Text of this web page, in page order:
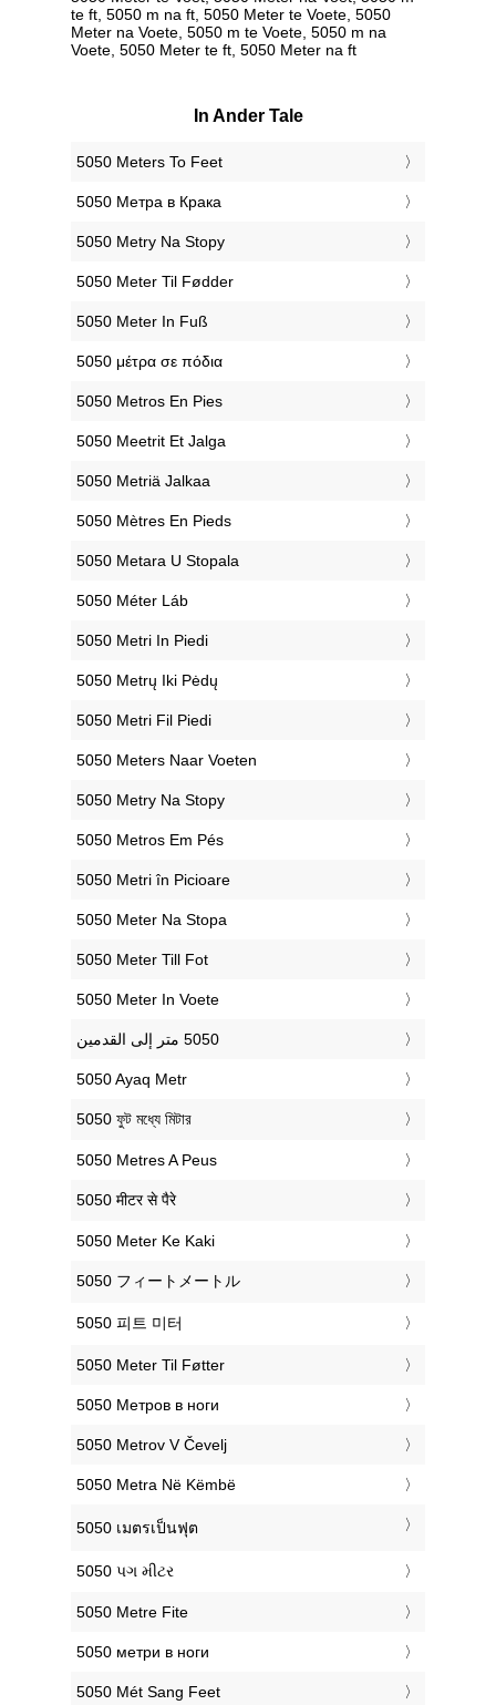
te ft, 5050 m na ft, 5050 Meter te Voete, 5050
Meter na Voete, 5050 m te Voete, 5050 m na
Voete, 5050 Meter te ft, 5050 Meter na ft
In Ander Tale
‎5050 Meters To Feet
‎5050 Метра в Крака
‎5050 Metry Na Stopy
‎5050 Meter Til Fødder
‎5050 Meter In Fuß
‎5050 μέτρα σε πόδια
‎5050 Metros En Pies
‎5050 Meetrit Et Jalga
‎5050 Metriä Jalkaa
‎5050 Mètres En Pieds
‎5050 Metara U Stopala
‎5050 Méter Láb
‎5050 Metri In Piedi
‎5050 Metrų Iki Pėdų
‎5050 Metri Fil Piedi
‎5050 Meters Naar Voeten
‎5050 Metry Na Stopy
‎5050 Metros Em Pés
‎5050 Metri în Picioare
‎5050 Meter Na Stopa
‎5050 Meter Till Fot
‎5050 Meter In Voete
‎5050 Ayaq Metr
‎5050 ফুট মধ্যে মিটার
‎5050 Metres A Peus
‎5050 मीटर से पैरे
‎5050 Meter Ke Kaki
‎5050 フィートメートル
‎5050 피트 미터
‎5050 Meter Til Føtter
‎5050 Метров в ноги
‎5050 Metrov V Čevelj
‎5050 Metra Në Këmbë
‎5050 เมตรเป็นฟุต
‎5050 પગ મીટર
‎5050 Metre Fite
‎5050 метри в ноги
‎5050 Mét Sang Feet